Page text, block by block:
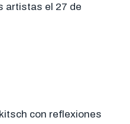
artistas el 27 de
con reflexiones